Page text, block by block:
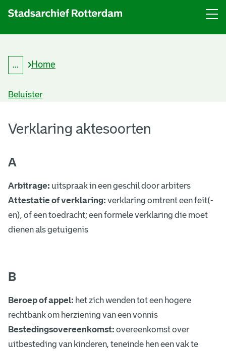
Menu
Open
i
l
p
...
Kruimelpad
Home
Beluister
k
o
o
e
n
Verklaring aktesoorten
A
Arbitrage: uitspraak in een geschil door arbiters
Attestatie of verklaring: verklaring omtrent een feit(-
en), of een toedracht; een formele verklaring die moet
dienen als getuigenis
B
Beroep of appel: het zich wenden tot een hogere
rechtbank om herziening van een vonnis
Bestedingsovereenkomst: overeenkomst over
uitbesteding van kinderen, teneinde hen een vak te